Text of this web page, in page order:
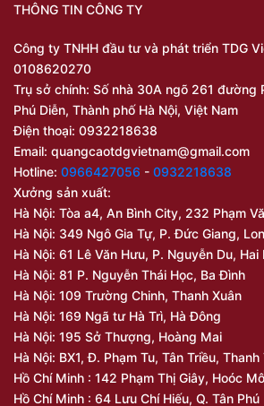
THÔNG TIN CÔNG TY
Công ty TNHH đầu tư và phát triển TDG
0108620270
Trụ sở chính: Số nhà 30A ngõ 261 đường
Phú Diễn, Thành phố Hà Nội, Việt Nam
Điện thoại: 0932218638
Email: quangcaotdgvietnam@gmail.com
Hotline: 0966427056 - 0932218638
Xưởng sản xuất:
Hà Nội: Tòa a4, An Bình City, 232 Phạm
Hà Nội: 349 Ngô Gia Tự, P. Đức Giang,
Hà Nội: 61 Lê Văn Hưu, P. Nguyễn Du, Hai
Hà Nội: 81 P. Nguyễn Thái Học, Ba Đình
Hà Nội: 109 Trường Chinh, Thanh Xuân
Hà Nội: 169 Ngã tư Hà Trì, Hà Đông
Hà Nội: 195 Sở Thượng, Hoàng Mai
Hà Nội: BX1, Đ. Phạm Tu, Tân Triều, Thanh
Hồ Chí Minh : 142 Phạm Thị Giây, Hoóc
Hồ Chí Minh : 64 Lưu Chí Hiếu, Q. Tân Phú